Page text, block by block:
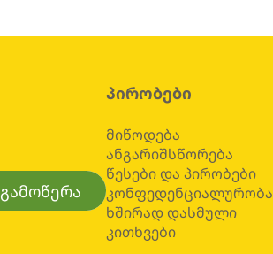
გამოწერა
პირობები
მიწოდება
ანგარიშსწორება
წესები და პირობები
კონფედენციალურობა
ხშირად დასმული
კითხვები